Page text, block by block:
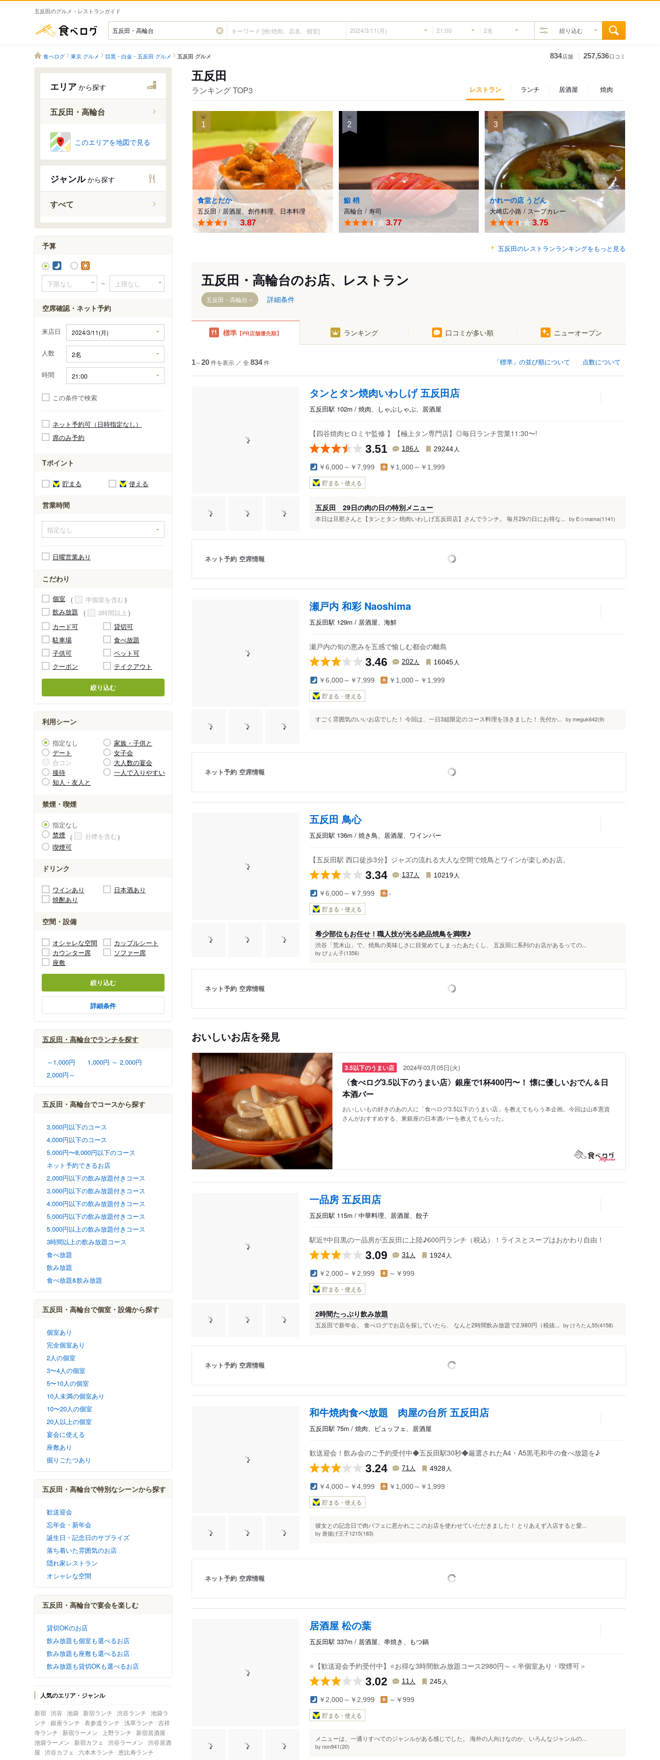
五反田のグルメ・レストランガイド
食べログ 絞り込む
食べログ 東京 グルメ 目黒・白金・五反田 グルメ 五反田 グルメ 834店舗 257,536口コミ
エリア から探す
五反田・高輪台
五反田駅
高輪台駅
大崎広小路駅
このエリアを地図で見る
ジャンルから探す
すべて
予算
～
空席確認・ネット予約
来店日
人数
時間
この条件で検索
ネット予約可（日時指定なし）
席のみ予約
Tポイント
貯まる 使える
営業時間
日曜営業あり
こだわり
個室
半個室を含む
飲み放題
3時間以上
カード可
貸切可
駐車場
食べ放題
子供可
ペット可
クーポン
テイクアウト
絞り込む
利用シーン
指定なし
家族・子供と
デート
女子会
合コン
大人数の宴会
接待
一人で入りやすい
知人・友人と
禁煙・喫煙
指定なし
禁煙
分煙を含む
喫煙可
ドリンク
ワインあり
日本酒あり
焼酎あり
空間・設備
オシャレな空間
カップルシート
カウンター席
ソファー席
座敷
絞り込む
詳細条件
五反田・高輪台でランチを探す
～1,000円
1,000円 ～ 2,000円
2,000円～
五反田・高輪台でコースから探す
3,000円以下のコース
4,000円以下のコース
5,000円〜8,000円以下のコース
ネット予約できるお店
2,000円以下の飲み放題付きコース
3,000円以下の飲み放題付きコース
4,000円以下の飲み放題付きコース
5,000円以下の飲み放題付きコース
5,000円以上の飲み放題付きコース
3時間以上の飲み放題コース
食べ放題
飲み放題
食べ放題&飲み放題
五反田・高輪台で個室・設備から探す
個室あり
完全個室あり
2人の個室
3〜4人の個室
5〜10人の個室
10人未満の個室あり
10〜20人の個室
20人以上の個室
宴会に使える
座敷あり
掘りごたつあり
五反田・高輪台で特別なシーンから探す
歓送迎会
忘年会・新年会
誕生日・記念日のサプライズ
落ち着いた雰囲気のお店
隠れ家レストラン
オシャレな空間
五反田・高輪台で宴会を楽しむ
貸切OKのお店
飲み放題も個室も選べるお店
飲み放題も座敷も選べるお店
飲み放題も貸切OKも選べるお店
人気のエリア・ジャンル
新宿 渋谷 池袋 新宿ランチ 渋谷ランチ 池袋ラ
ンチ 銀座ランチ 表参道ランチ 浅草ランチ 吉祥
寺ランチ
新宿ラーメン 上野ランチ
新宿居酒屋
池袋ラーメン
新宿カフェ 渋谷ラーメン 渋谷居酒
屋 渋谷カフェ 六本木ランチ 恵比寿ランチ
五反田
ランキング TOP3 レストラン ランチ 居酒屋 焼肉
1
食堂とだか
五反田 / 居酒屋、創作料理、日本料理
3.87
2
鮨 梢
高輪台 / 寿司
3.77
3
かれーの店 うどん
大崎広小路 / スープカレー
3.75
五反田のレストランランキングをもっと見る
五反田・高輪台のお店、レストラン
五反田・高輪台 詳細条件
標準【PR店舗優先順】 ランキング 口コミが多い順 ニューオープン
1～20件を表示 ／ 全 834件 点数について
「標準」の並び順について
タンとタン焼肉いわしげ 五反田店
五反田駅 102m / 焼肉、しゃぶしゃぶ、居酒屋
【四谷焼肉ヒロミヤ監修 】【極上タン専門店】◎毎日ランチ営業11:30〜!
3.51 186人 29244 人
￥6,000～￥7,999 ￥1,000～￥1,999
貯まる・使える
五反田 29日の肉の日の特別メニュー
本日は旦那さんと【タンとタン 焼肉いわしげ五反田店】さんでランチ。 毎月29の日にお得な... by E☆mama(1141)
ネット予約 空席情報
瀬戸内 和彩 Naoshima
五反田駅 129m / 居酒屋、海鮮
瀬戸内の旬の恵みを五感で愉しむ都会の離島
3.46 202 人 16045 人
￥6,000～￥7,999 ￥1,000～￥1,999
貯まる・使える
すごく雰囲気のいいお店でした！ 今回は、一日3組限定のコース料理を頂きました！ 先付か... by meguk642(9)
ネット予約 空席情報
五反田 鳥心
五反田駅 136m / 焼き鳥、居酒屋、ワインバー
【五反田駅 西口徒歩3分】ジャズの流れる大人な空間で焼鳥とワインが楽しめお店。
3.34 137 人 10219 人
￥6,000～￥7,999 -
貯まる・使える
希少部位もお任せ！職人技が光る絶品焼鳥を満喫♪
渋谷「荒木山」で、焼鳥の美味しさに目覚めてしまったあたくし、 五反田に系列のお店があるっての...
by ぴょん子(1356)
ネット予約 空席情報
おいしいお店を発見
3.5以下のうまい店 2024年03月05日(火)
〈食べログ3.5以下のうまい店〉銀座で1杯400円〜！ 懐に優しいおでん＆日
本酒バー
おいしいもの好きのあの人に「食べログ3.5以下のうまい店」を教えてもらう本企画。今回は山本憲資
さんがおすすめする、東銀座の日本酒バーを教えてもらった。
一品房 五反田店
五反田駅 115m / 中華料理、居酒屋、餃子
駅近‼中目黒の一品房が五反田に上陸♪600円ランチ（税込）！ライスとスープはおかわり自由！
3.09 31 人 1924 人
￥2,000～￥2,999 ～￥999
貯まる・使える
2時間たっぷり飲み放題
五反田で新年会。 食べログでお店を探していたら、 なんと2時間飲み放題で2,980円（税抜... by けろたん55(4158)
ネット予約 空席情報
和牛焼肉食べ放題 肉屋の台所 五反田店
五反田駅 75m / 焼肉、ビュッフェ、居酒屋
歓送迎会！飲み会のご予約受付中◆五反田駅30秒◆厳選されたA4・A5黒毛和牛の食べ放題を♪
3.24 71 人 4928 人
￥4,000～￥4,999 ￥1,000～￥1,999
貯まる・使える
彼女との記念日で肉パフェに惹かれここのお店を使わせていただきました！ とりあえず入店すると愛...
by 唐揚げ王子1215(183)
ネット予約 空席情報
居酒屋 松の葉
五反田駅 337m / 居酒屋、串焼き、もつ鍋
⭐️【歓送迎会予約受付中】⭐️お得な3時間飲み放題コース2980円～＜半個室あり・喫煙可＞
3.02 11 人 245 人
￥2,000～￥2,999 ～￥999
貯まる・使える
メニューは、一通りすべてのジャンルがある感じでした。 海外の人向けなのか、いろんなジャンルの...
by non941(20)